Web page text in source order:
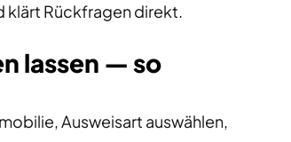
klärt Rückfragen direkt.
lassen — so
Ausweisart auswählen,